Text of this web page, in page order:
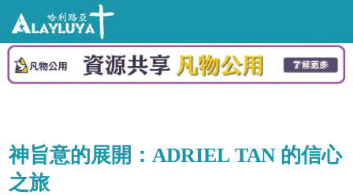
神旨意的展開：ADRIEL TAN 的信心
之旅